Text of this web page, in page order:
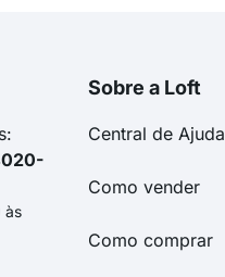
às
Sobre a Loft
Central de Ajuda
Como vender
Como comprar